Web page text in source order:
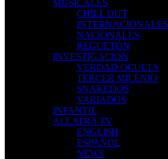
MUSICALES
CHILL OUT
INTERNACIONALES
NACIONALES
REGUETÓN
INVESTIGACIÓN
VERDAD OCULTA
TERCER MILENIO
SNAKEDOS
VARIADOS
INFANTIL
ALLATRA TV
ENGLISH
ESPAÑOL
NEWS